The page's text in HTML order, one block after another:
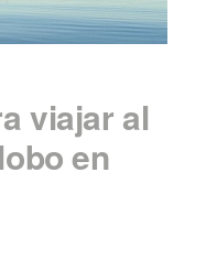
viajar al
en